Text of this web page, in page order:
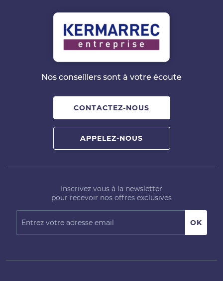
Nos conseillers sont à votre écoute
CONTACTEZ-NOUS
APPELEZ-NOUS
Inscrivez vous à la newsletter
pour recevoir nos offres exclusives